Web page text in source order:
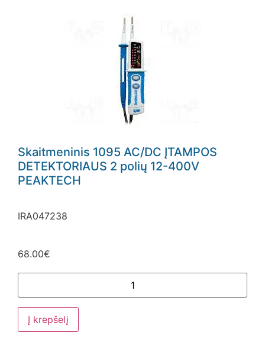
Skaitmeninis 1095 AC/DC ĮTAMPOS
DETEKTORIAUS 2 polių 12-400V
PEAKTECH
IRA047238
68.00€
Į krepšelį